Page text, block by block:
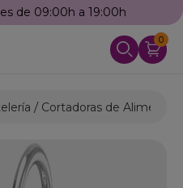
de 09:00h a 19:00h
0
Cortadoras de Alimentos